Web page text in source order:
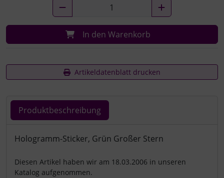
In den Warenkorb
Artikeldatenblatt drucken
Produktbeschreibung
Produktbeschreibung
Hologramm-Sticker, Grün Großer Stern
Diesen Artikel haben wir am 18.03.2006 in unseren
Katalog aufgenommen.